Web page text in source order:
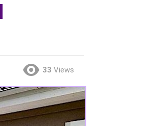
33 Views